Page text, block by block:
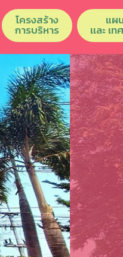
โครงสร้าง
การบริหาร
แผ
เเละ